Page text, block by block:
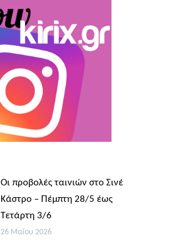
Οι προβολές ταινιών στο Σινέ
Κάστρο – Πέμπτη 28/5 έως
Τετάρτη 3/6
26 Μαΐου 2026